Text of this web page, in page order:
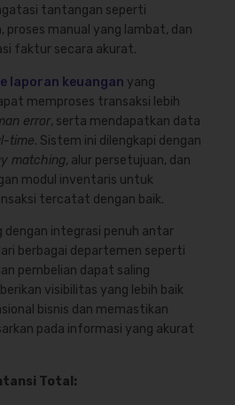
tantangan seperti
proses manual yang lambat, dan
faktur secara akurat.
laporan keuangan yang
memproses transaksi lebih
error, serta mendapatkan data
time. Sistem ini dilengkapi dengan
matching, alur persetujuan, dan
modul inventaris untuk
tercatat dengan baik.
dengan integrasi penuh antar
berbagai departemen seperti
pembelian dapat saling
visibilitas yang lebih baik
bisnis dan memastikan
pada informasi yang akurat
Total: